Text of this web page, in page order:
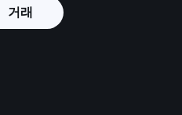
거래